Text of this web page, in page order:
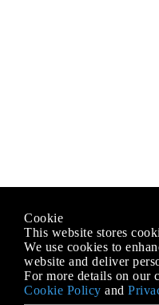
Cookie
This website stores
We use cookies to
website and deliver
For more details on our
Cookie Policy and